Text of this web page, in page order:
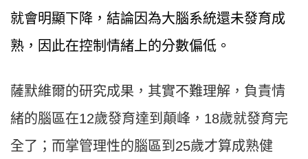
就會明顯下降，結論因為大腦系統還未發育成
熟，因此在控制情緒上的分數偏低。
薩默維爾的研究成果，其實不難理解，負責情
緒的腦區在12歲發育達到顛峰，18歲就發育完
全了；而掌管理性的腦區到25歲才算成熟健